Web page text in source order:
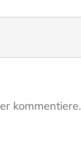
kommentiere.